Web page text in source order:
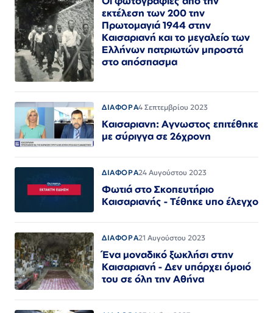
εκτέλεση των 200 την
Πρωτομαγιά 1944 στην
Καισαριανή και το μεγαλείο των
Ελλήνων πατριωτών μπροστά
στο απόσπασμα
ΔΙΑΦΟΡΑ4 Σεπτεμβρίου 2023
Καισαριανη: Αγνωστος επιτέθηκε
με σύριγγα σε 26χρονη
ΔΙΑΦΟΡΑ24 Αυγούστου 2023
Φωτιά στο Σκοπευτήριο
Καισαριανής - Τέθηκε υπο έλεγχο
ΔΙΑΦΟΡΑ21 Αυγούστου 2023
Ένα μοναδικό ξωκλήσι στην
Καισαριανή - Δεν υπάρχει όμοιό
του σε όλη την Αθήνα